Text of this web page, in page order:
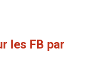
les FB par